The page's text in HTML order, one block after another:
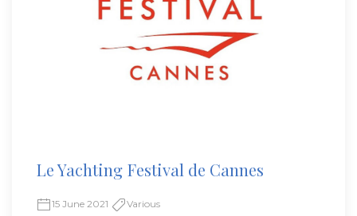
Le Yachting Festival de Cannes
15 June 2021 Various